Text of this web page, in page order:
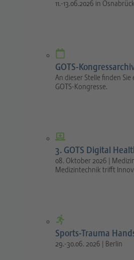
11.-13.06.2026 in Osnabrück
GOTS-
An dieser Stelle finden
GOTS-Kongresse.
3. GOTS Digital
08. Oktober 2026 |
Medizintechnik trifft
Sports-Trauma
29.-30.06. 2026 | Berlin